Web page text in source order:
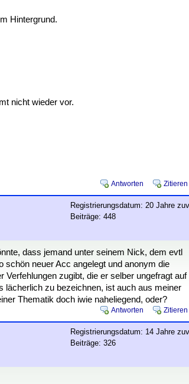
Hintergrund.
nicht wieder vor.
Antworten Zitieren
Registrierungsdatum: 20 Jahre
Beiträge: 448
dass jemand unter seinem Nick, dem evtl
neuer Acc angelegt und anonym die
zugibt, die er selber ungefragt auf
lächerlich zu bezeichnen, ist auch aus meiner
Thematik doch iwie naheliegend, oder?
Antworten Zitieren
Registrierungsdatum: 14 Jahre
Beiträge: 326